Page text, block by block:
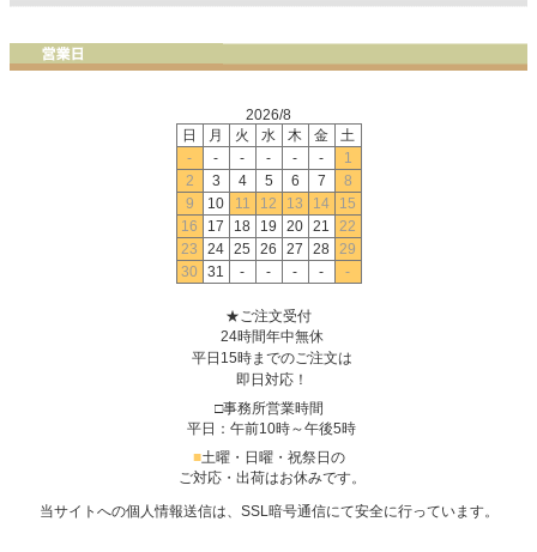
2026/8
日
月 火 水 木 金
土
-
- - - - -
1
2
3 4 5 6 7
8
9
10 11 12 13 14
15
16
17 18 19 20 21
22
23
24 25 26 27 28 29
30
31 - - - - -
★ご注文受付
24時間年中無休
平日15時までのご注文は
即日対応！
□事務所営業時間
平日：午前10時～午後5時
■土曜・日曜・祝祭日の
ご対応・出荷はお休みです。
当サイトへの個人情報送信は、SSL暗号通信にて安全に行っています。